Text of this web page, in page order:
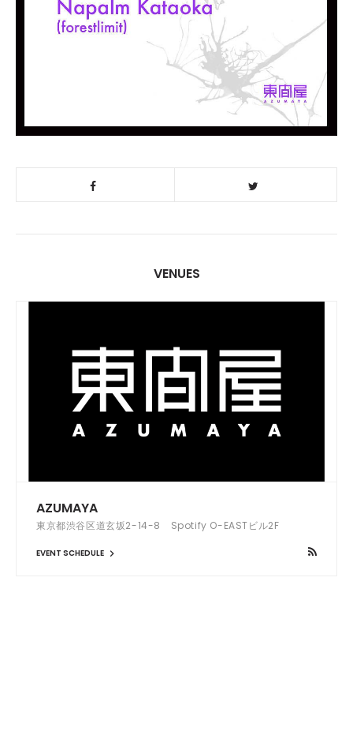
VENUES
AZUMAYA
東京都渋谷区道玄坂2-14-8 Spotify O-EASTビル2F
EVENT SCHEDULE